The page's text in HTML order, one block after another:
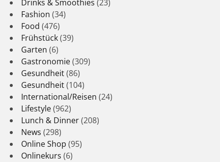
Drinks & Smoothies (23)
Fashion (34)
Food (476)
Frühstück(39)
Garten (6)
Gastronomie(309)
Gesundheit(86)
Gesundheit(104)
International/Reisen (24)
Lifestyle(962)
Lunch & Dinner(208)
News (298)
Online Shop (95)
Onlinekurs (6)